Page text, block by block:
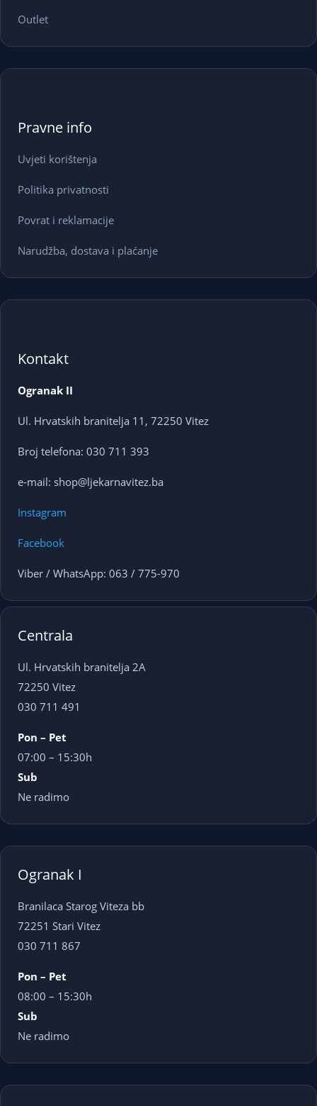
Outlet
Pravne info
Uvjeti korištenja
Politika privatnosti
Povrat i reklamacije
Narudžba, dostava i plaćanje
Kontakt
Ogranak II
Ul. Hrvatskih branitelja 11, 72250 Vitez
Broj telefona: 030 711 393
e-mail: shop@ljekarnavitez.ba
Instagram
Facebook
Viber / WhatsApp: 063 / 775-970
Centrala
Ul. Hrvatskih branitelja 2A
72250 Vitez
030 711 491
Pon – Pet
07:00 – 15:30h
Sub
Ne radimo
Ogranak I
Branilaca Starog Viteza bb
72251 Stari Vitez
030 711 867
Pon – Pet
08:00 – 15:30h
Sub
Ne radimo